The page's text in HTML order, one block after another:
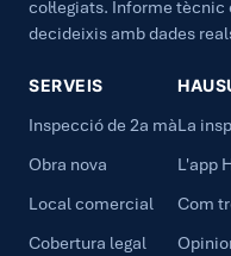
col·legiats. Informe tècnic
decideixis amb dades
SERVEIS
Inspecció de 2a mà
Obra nova
Local comercial
Cobertura legal
La
L'app
Com